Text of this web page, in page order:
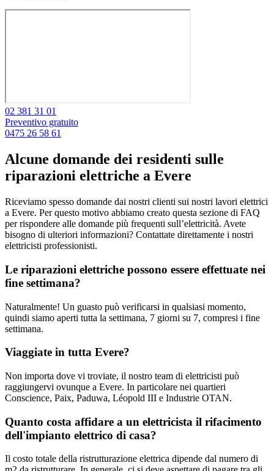
02 381 31 01
Preventivo gratuito
0475 26 58 61
Alcune domande dei residenti sulle
riparazioni elettriche a Evere
Riceviamo spesso domande dai nostri clienti sui nostri lavori elettrici
a Evere. Per questo motivo abbiamo creato questa sezione di FAQ
per rispondere alle domande più frequenti sull’elettricità. Avete
bisogno di ulteriori informazioni? Contattate direttamente i nostri
elettricisti professionisti.
Le riparazioni elettriche possono essere effettuate nei
fine settimana?
Naturalmente! Un guasto può verificarsi in qualsiasi momento,
quindi siamo aperti tutta la settimana, 7 giorni su 7, compresi i fine
settimana.
Viaggiate in tutta Evere?
Non importa dove vi troviate, il nostro team di elettricisti può
raggiungervi ovunque a Evere. In particolare nei quartieri
Conscience, Paix, Paduwa, Léopold III e Industrie OTAN.
Quanto costa affidare a un elettricista il rifacimento
dell'impianto elettrico di casa?
Il costo totale della ristrutturazione elettrica dipende dal numero di